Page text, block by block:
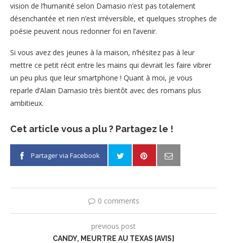
vision de l’humanité selon Damasio n’est pas totalement
désenchantée et rien n’est irréversible, et quelques strophes de
poésie peuvent nous redonner foi en l’avenir.
Si vous avez des jeunes à la maison, n’hésitez pas à leur
mettre ce petit récit entre les mains qui devrait les faire vibrer
un peu plus que leur smartphone ! Quant à moi, je vous
reparle d’Alain Damasio très bientôt avec des romans plus
ambitieux.
Cet article vous a plu ? Partagez le !
Partager via Facebook
0 comments
previous post
CANDY, MEURTRE AU TEXAS [AVIS]